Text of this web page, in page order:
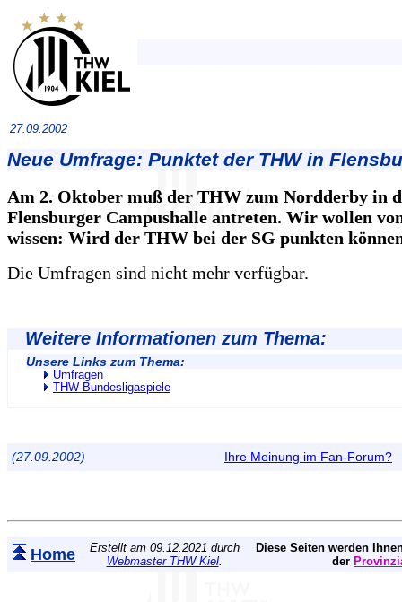
27.09.2002
Neue Umfrage: Punktet der THW in
Am 2. Oktober muß der THW zum Nordderby in
Flensburger Campushalle antreten. Wir wollen
wissen: Wird der THW bei der SG punkten
Die Umfragen sind nicht mehr verfügbar.
Weitere Informationen zum Thema:
Unsere Links zum Thema:
Umfragen
THW-Bundesligaspiele
(27.09.2002) Ihre Meinung im Fan-Forum?
Home
Erstellt am 09.12.2021 durch
Webmaster THW Kiel.
Diese Seiten werden
der